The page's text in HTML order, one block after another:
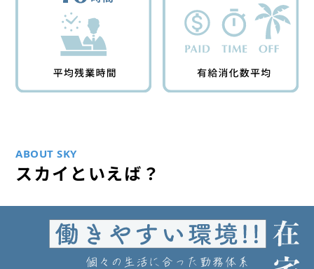
ABOUT SKY
スカイといえば？